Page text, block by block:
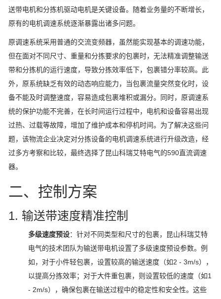
送带电机和分拣机驱动电机是关键设备。随着业务量的不断增长，
原有的电机调速系统逐渐暴露出诸多问题。
原调速系统采用普通的交流变频器，虽然能实现基本的调速功能，
但在面对不同尺寸、重量和分拣要求的包裹时，无法精准调整输送
带和分拣机的运行速度，导致分拣效率低下，包裹错分率较高。此
外，原系统缺乏有效的动态响应能力，当包裹流量突然变化时，设
备不能及时调整速度，容易造成包裹堆积或漏分。同时，原调速系
统的保护功能不完善，在长时间运行过程中，电机和设备容易出现
过热、过载等故障，增加了维护成本和停机时间。为了解决这些问
题，该物流企业决定对分拣设备的电机调速系统进行升级改造，经
过多方考察和比较，最终选择了昆山科瑞艾特电气的590直流调速
器。
二、控制方案
1. 输送带速度精准控制
多级速度预设：针对不同类型和尺寸的包裹，昆山科瑞艾特
电气的技术团队为输送带电机设置了多级速度预设参数。例
如，对于小件轻包裹，设置较高的输送速度（如2 - 3m/s），
以提高分拣效率；对于大件重包裹，则设置较低的速度（如1
- 2m/s），确保包裹在输送过程中的稳定性和安全性。这些